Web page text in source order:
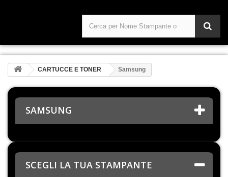
CARTUCCE E TONER Samsung
SAMSUNG
SCEGLI LA TUA STAMPANTE